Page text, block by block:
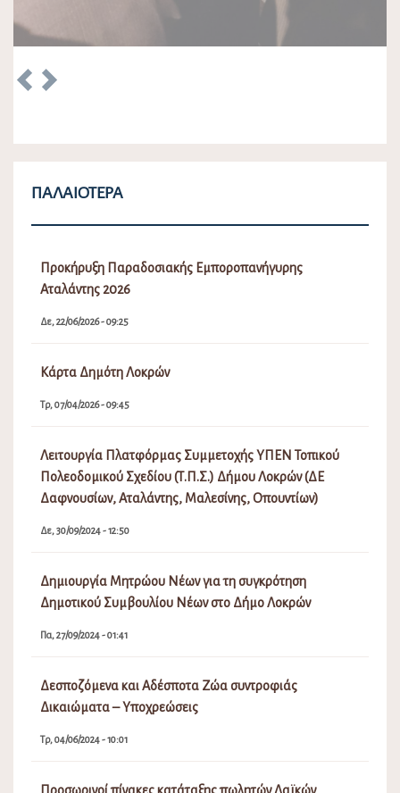
Λειτουργία Πλατφόρμας Συμμετοχής ΥΠΕΝ Τοπικού
Πολεοδομικού Σχεδίου (Τ.Π.Σ.) Δήμου Λοκρών (ΔΕ
Δημιουργία Μητρώου Νέων για τη συγκρότηση
Δικαιώματα – Υποχρεώσεις
Προσωρινοί πίνακες κατάταξης πωλητών Λαϊκών
Σα, 04/02/2023 - 06:16
στις Λαϊκές Αγορές του Δήμου Λοκρών
επλήγησαν από τις πυρκαγιές Ιουλίου/Αυγούστου 2021
Επικράτειας, με τη μορφή επιδότησης ενοικίου/
συγκατοίκησης.
Τρ, 21/09/2021 - 06:56
Αντικατάσταση έντυπων λογαριασμών με